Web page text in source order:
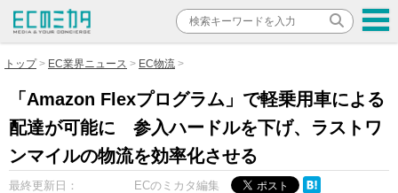
トップ EC業界ニュース EC物流
「Amazon Flexプログラム」で軽乗用車による
配達が可能に 参入ハードルを下げ、ラストワ
ンマイルの物流を効率化させる
最終更新日：
ECのミカタ編集